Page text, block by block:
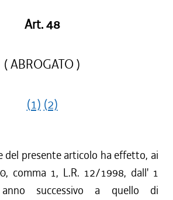
Art. 48
( ABROGATO )
(1) (2)
del presente articolo ha effetto, ai
comma 1, L.R. 12/1998, dall' 1
successivo a quello di